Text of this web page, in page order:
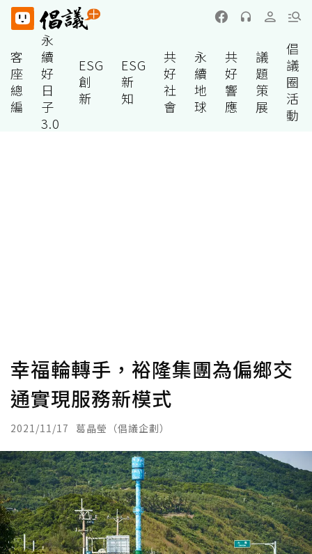
客
座
總
編
永
續
好
日
子
3.0
ESG
創
新
ESG
新
知
共
好
社
會
永
續
地
球
共
好
響
應
議
題
策
展
倡
議
圈
活
動
幸福輪轉手，裕隆集團為偏鄉交
通實現服務新模式
2021/11/17 葛晶瑩（倡議企劃）